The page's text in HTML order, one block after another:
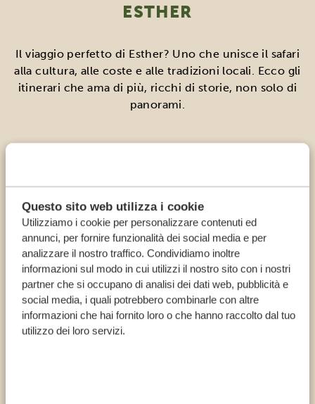
Questo sito web utilizza i cookie
Utilizziamo i cookie per personalizzare contenuti ed
annunci, per fornire funzionalità dei social media e per
analizzare il nostro traffico. Condividiamo inoltre
informazioni sul modo in cui utilizzi il nostro sito con i nostri
partner che si occupano di analisi dei dati web, pubblicità e
social media, i quali potrebbero combinarle con altre
informazioni che hai fornito loro o che hanno raccolto dal tuo
utilizzo dei loro servizi.
ESTHER
Il viaggio perfetto di Esther? Uno che unisce il safari
alla cultura, alle coste e alle tradizioni locali. Ecco gli
itinerari che ama di più, ricchi di storie, non solo di
panorami.
10 GIORNI DI SAFARI: MKOMAZI,
MONTI USAMBARA, SAADANI E
RELAX IN SPIAGGIA